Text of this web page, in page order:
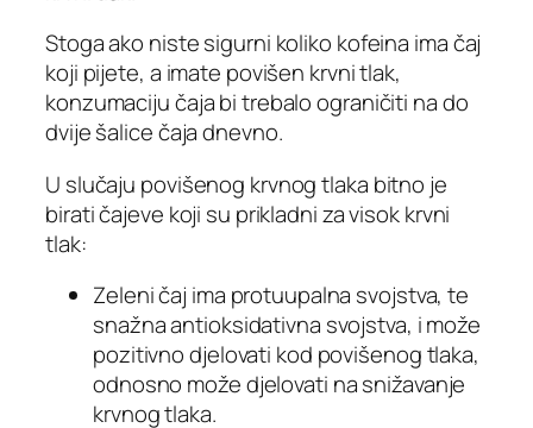
Stoga ako niste sigurni koliko kofeina ima čaj
koji pijete, a imate povišen krvni tlak,
konzumaciju čaja bi trebalo ograničiti na do
dvije šalice čaja dnevno.
U slučaju povišenog krvnog tlaka bitno je
birati čajeve koji su prikladni za visok krvni
tlak:
Zeleni čaj ima protuupalna svojstva, te
snažna antioksidativna svojstva, i može
pozitivno djelovati kod povišenog tlaka,
odnosno može djelovati na snižavanje
krvnog tlaka.